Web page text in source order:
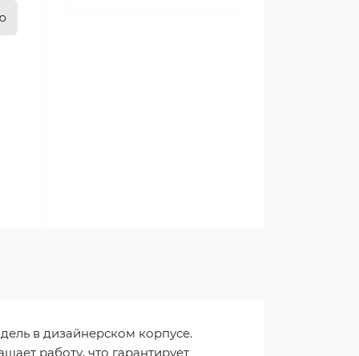
в дизайнерском корпусе.
работу, что гарантирует